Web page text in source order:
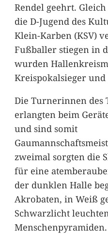
Rendel geehrt.
die D-Jugend des
Klein-Karben (KSV)
Fußballer stiegen in
wurden
Kreispokalsieger
Die Turnerinnen des
erlangten beim
und sind somit
zweimal sorgten die
für eine
der dunklen Halle
Akrobaten, in Weiß
Schwarzlicht